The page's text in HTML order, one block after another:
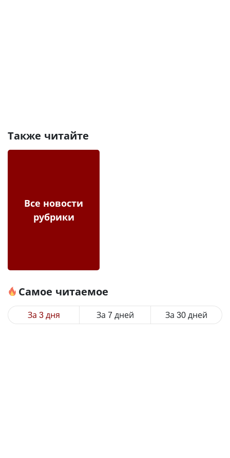
Также читайте
Все новости
рубрики
Самое читаемое
За 3 дня За 7 дней За 30 дней